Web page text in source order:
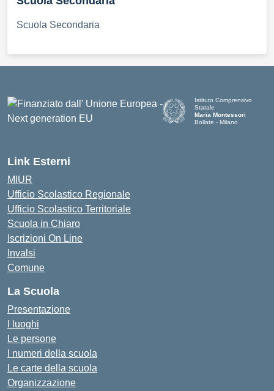
Scuola Secondaria
Istituto Comprensivo
Statale
Maria Montessori
Bollate - Milano
Link Esterni
MIUR
Ufficio Scolastico Regionale
Ufficio Scolastico Territoriale
Scuola in Chiaro
Iscrizioni On Line
Invalsi
Comune
La Scuola
Presentazione
I luoghi
Le persone
I numeri della scuola
Le carte della scuola
Organizzazione